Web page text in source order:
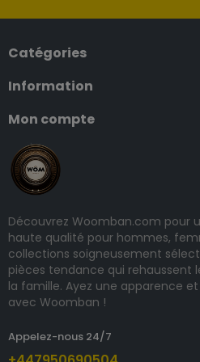
Catégories
Information
Mon compte
Découvrez Woomban.com pour
haute qualité pour hommes,
collections soigneusement
pièces tendance qui rehaussent
la famille. Ayez une apparence
avec Woomban !
Appelez-nous 24/7